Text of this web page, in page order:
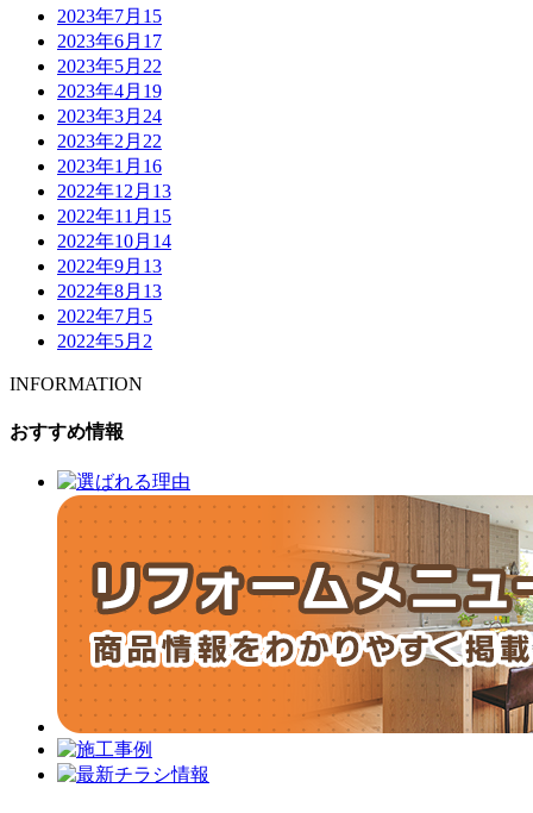
2023年7月 15
2023年6月 17
2023年5月 22
2023年4月 19
2023年3月 24
2023年2月 22
2023年1月 16
2022年12月 13
2022年11月 15
2022年10月 14
2022年9月 13
2022年8月 13
2022年7月 5
2022年5月 2
INFORMATION
おすすめ情報